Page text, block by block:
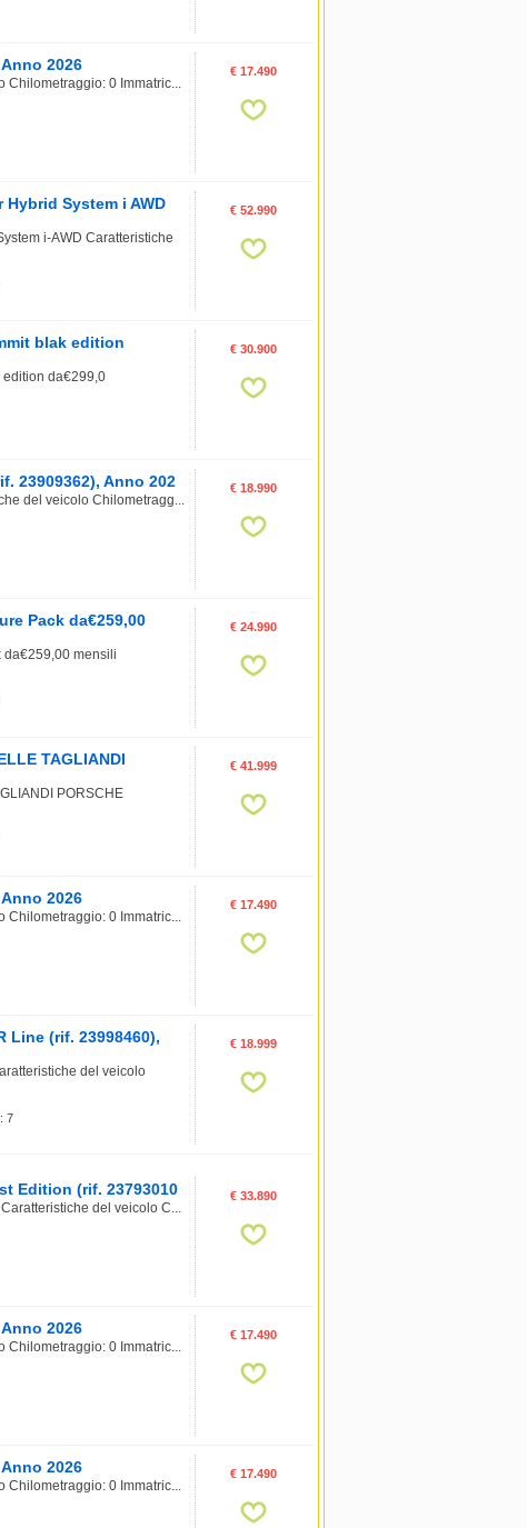
2026
Chilometraggio: 0 Immatric...
€ 17.490
Hybrid System i AWD
i-AWD Caratteristiche
€ 52.990
blak edition
edition da€299,0
€ 30.900
23909362), Anno 202
del veicolo Chilometragg...
€ 18.990
Pack da€259,00
da€259,00 mensili
€ 24.990
TAGLIANDI
PORSCHE
€ 41.999
2026
Chilometraggio: 0 Immatric...
€ 17.490
Line (rif. 23998460),
del veicolo
7
€ 18.999
Edition (rif. 23793010
del veicolo C...
€ 33.890
2026
Chilometraggio: 0 Immatric...
€ 17.490
2026
Chilometraggio: 0 Immatric...
€ 17.490